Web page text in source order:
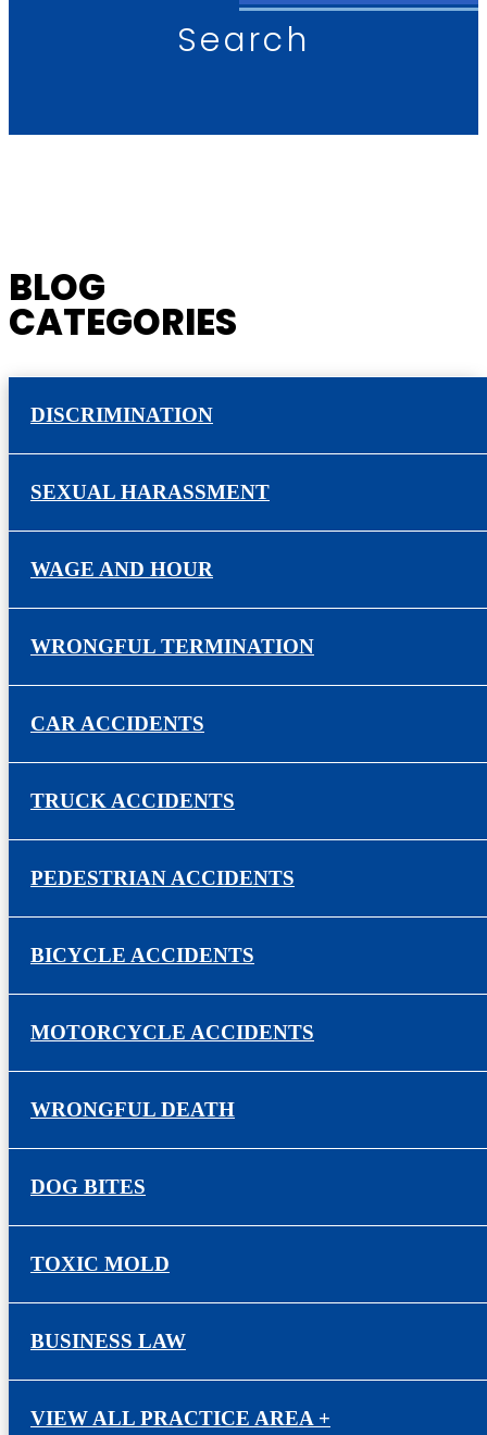
Search
BLOG
CATEGORIES
DISCRIMINATION
SEXUAL HARASSMENT
WAGE AND HOUR
WRONGFUL TERMINATION
CAR ACCIDENTS
TRUCK ACCIDENTS
PEDESTRIAN ACCIDENTS
BICYCLE ACCIDENTS
MOTORCYCLE ACCIDENTS
WRONGFUL DEATH
DOG BITES
TOXIC MOLD
BUSINESS LAW
VIEW ALL PRACTICE AREA +